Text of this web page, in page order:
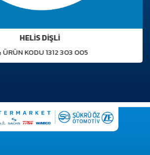
HELİS DİŞLİ
ÜRÜN KODU 1312 303 005